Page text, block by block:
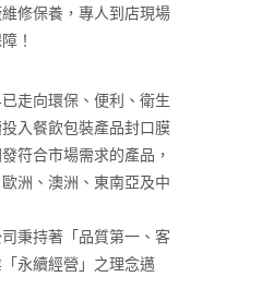
修保養，專人到店現場
！
走向環保、便利、衛生
入餐飲包裝產品封口膜
符合市場需求的產品，
洲、澳洲、東南亞及中
秉持著「品質第一、客
永續經營」之理念邁